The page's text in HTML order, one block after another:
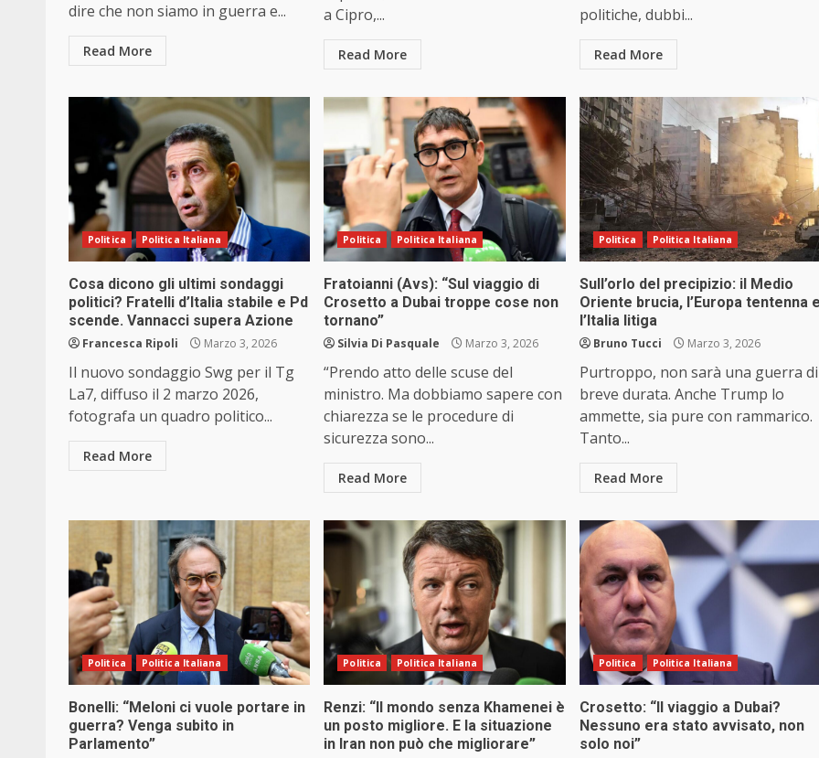
dire che non siamo in guerra e...
Read More
a Cipro,...
Read More
politiche, dubbi...
Read More
Politica Politica Italiana
Cosa dicono gli ultimi sondaggi
politici? Fratelli d’Italia stabile e Pd
scende. Vannacci supera Azione
Francesca Ripoli Marzo 3, 2026
Il nuovo sondaggio Swg per il Tg
La7, diffuso il 2 marzo 2026,
fotografa un quadro politico...
Read More
Politica Politica Italiana
Fratoianni (Avs): “Sul viaggio di
Crosetto a Dubai troppe cose non
tornano”
Silvia Di Pasquale Marzo 3, 2026
“Prendo atto delle scuse del
ministro. Ma dobbiamo sapere con
chiarezza se le procedure di
sicurezza sono...
Read More
Politica Politica Italiana
Sull’orlo del precipizio: il Medio
Oriente brucia, l’Europa tentenna
l’Italia litiga
Bruno Tucci Marzo 3, 2026
Purtroppo, non sarà una guerra di
breve durata. Anche Trump lo
ammette, sia pure con rammarico.
Tanto...
Read More
Politica Politica Italiana
Bonelli: “Meloni ci vuole portare in
guerra? Venga subito in
Parlamento”
Politica Politica Italiana
Renzi: “Il mondo senza Khamenei è
un posto migliore. E la situazione
in Iran non può che migliorare”
Politica Politica Italiana
Crosetto: “Il viaggio a Dubai?
Nessuno era stato avvisato, non
solo noi”